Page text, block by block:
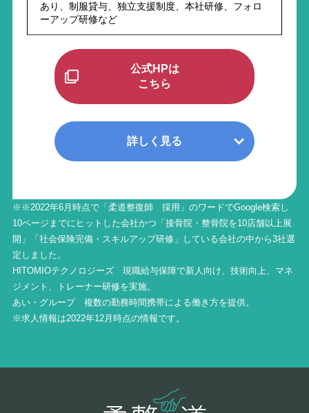
あり、制服貸与、独立支援制度、本社研修、フォロ
ーアップ研修など
公式HPは
こちら
詳しく見る
※※2022年6月時点で「柔道整復師 採用」のワードでGoogle検索し
10ページまでにヒットした会社かつ「接骨院・整骨院を10店舗以上展
開」「社会保険完備・スキルアップ研修」している会社の中から3社選
定しました。
HITOMIOテクノロジーズ 現職給与保障で新人向け、技術向上、マネ
ジメント、トレーナー研修を実施。
あい・グループ 複数の勤務時間携帯による働き方を提供。
※求人情報は2022年12月時点の情報です。